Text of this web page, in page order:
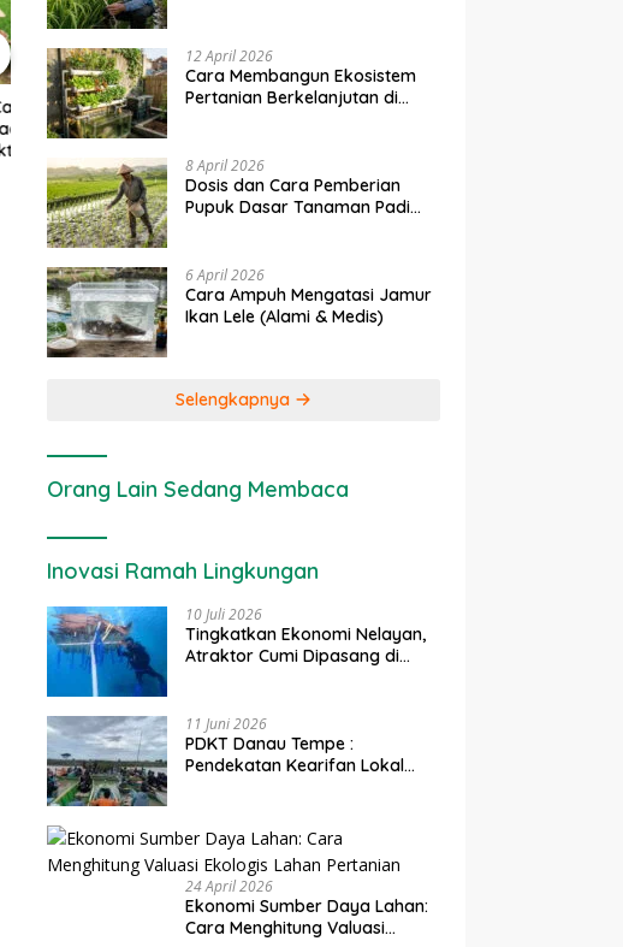
Penerapan IoT dalam
Pertanian Modern di Indonesia
Ekonomi Sumber Daya Lahan:
12 April 2026
Cara Membangun Ekosistem
Pertanian Berkelanjutan di
8 April 2026
Dosis dan Cara Pemberian
Pupuk Dasar Tanaman Padi
6 April 2026
Cara Ampuh Mengatasi Jamur
Ikan Lele (Alami & Medis)
Selengkapnya
Orang Lain Sedang Membaca
Inovasi Ramah Lingkungan
10 Juli 2026
Tingkatkan Ekonomi Nelayan,
Atraktor Cumi Dipasang di
11 Juni 2026
PDKT Danau Tempe :
Pendekatan Kearifan Lokal
24 April 2026
Ekonomi Sumber Daya Lahan:
Cara Menghitung Valuasi